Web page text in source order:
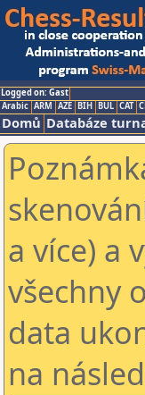
Logged on: Gast
Arabic ARM AZE BIH BUL CAT
Domů Databáze
a více) a
všechny
data
na